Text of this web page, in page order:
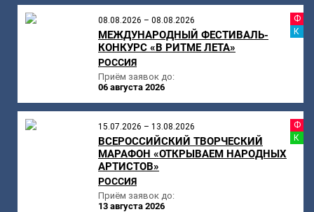
08.08.2026 – 08.08.2026
МЕЖДУНАРОДНЫЙ ФЕСТИВАЛЬ-
КОНКУРС «В РИТМЕ ЛЕТА»
РОССИЯ
Приём заявок до:
06 августа 2026
15.07.2026 – 13.08.2026
ВСЕРОССИЙСКИЙ ТВОРЧЕСКИЙ
МАРАФОН «ОТКРЫВАЕМ НАРОДНЫХ
АРТИСТОВ»
РОССИЯ
Приём заявок до:
13 августа 2026